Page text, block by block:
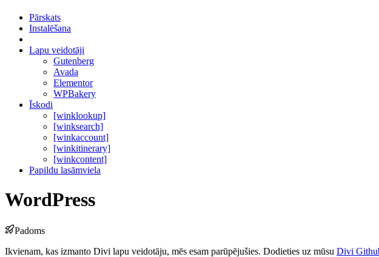
Pārskats
Instalēšana
Lapu veidotāji
Gutenberg
Avada
Elementor
WPBakery
Īskodi
[winklookup]
[winksearch]
[winkaccount]
[winkitinerary]
[winkcontent]
Papildu lasāmviela
WordPress
Padoms
Ikvienam, kas izmanto Divi lapu veidotāju, mēs esam parūpējušies. Dodieties uz mūsu Divi